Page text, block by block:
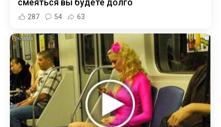
смеяться вы будете долго
287 54 63
i